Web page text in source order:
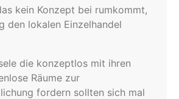
kein Konzept bei rumkommt,
den lokalen Einzelhandel
die konzeptlos mit ihren
Räume zur
fordern sollten sich mal